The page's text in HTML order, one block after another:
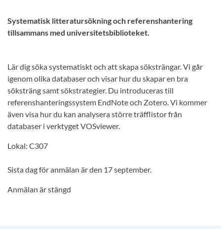
Systematisk litteratursökning och referenshantering
tillsammans med universitetsbiblioteket.
Lär dig söka systematiskt och att skapa söksträngar. Vi går
igenom olika databaser och visar hur du skapar en bra
söksträng samt sökstrategier. Du introduceras till
referenshanteringssystem EndNote och Zotero. Vi kommer
även visa hur du kan analysera större träfflistor från
databaser i verktyget VOSviewer.
Lokal: C307
Sista dag för anmälan är den 17 september.
Anmälan är stängd